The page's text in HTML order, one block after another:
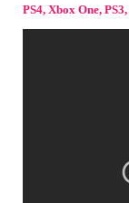
PS4, Xbox One,